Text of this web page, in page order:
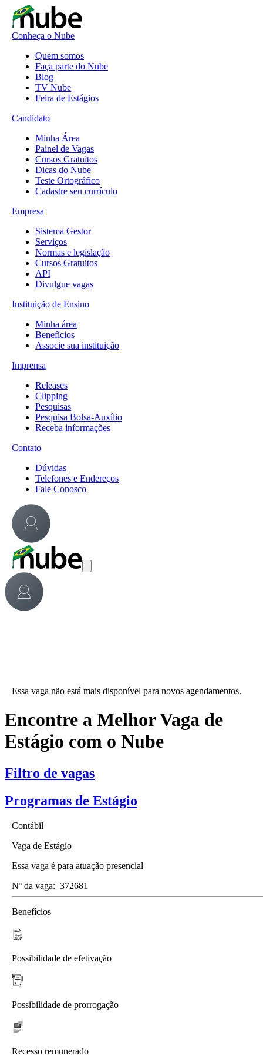
Conheça o Nube
Quem somos
Faça parte do Nube
Blog
TV Nube
Feira de Estágios
Candidato
Minha Área
Painel de Vagas
Cursos Gratuitos
Dicas do Nube
Teste Ortográfico
Cadastre seu currículo
Empresa
Sistema Gestor
Serviços
Normas e legislação
Cursos Gratuitos
API
Divulgue vagas
Instituição de Ensino
Minha área
Benefícios
Associe sua instituição
Imprensa
Releases
Clipping
Pesquisas
Pesquisa Bolsa-Auxílio
Receba informações
Contato
Dúvidas
Telefones e Endereços
Fale Conosco
Essa vaga não está mais disponível para novos agendamentos.
Encontre a Melhor Vaga de
Estágio com o Nube
Filtro de vagas
Programas de Estágio
Contábil
Vaga de Estágio
Essa vaga é para atuação presencial
Nº da vaga: 372681
Benefícios
Possibilidade de efetivação
Possibilidade de prorrogação
Recesso remunerado